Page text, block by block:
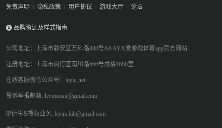
免责声明 隐私政策 用户协议 游戏大厅 论坛
品牌资源及样式指南
公司地址：上海市静安区万科路888号A6 AYX爱游戏体育app官方网站
注册地址：上海市闵行区南川路666号戊楼1688室
在线客服微信公众号：leyu_net
投诉举报邮箱: leyutousu@gmail.com
IP衍生&授权业务: leyux.lab@gmail.com